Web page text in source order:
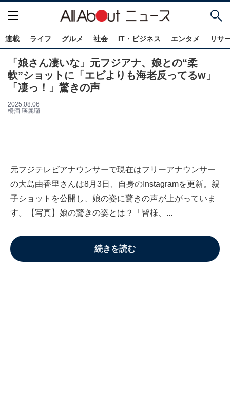
連載 ライフ グルメ 社会 IT・ビジネス エンタメ リサ
「娘さん凄いな」元フジアナ、娘との“柔
軟”ショットに「エビよりも海老反ってるw」
「凄っ！」驚きの声
2025.08.06
橋酒 瑛麗瑠
元フジテレビアナウンサーで現在はフリーアナウンサー
の大島由香里さんは8月3日、自身のInstagramを更新。親
子ショットを公開し、娘の姿に驚きの声が上がっていま
す。【写真】娘の驚きの姿とは？「皆様、...
続きを読む